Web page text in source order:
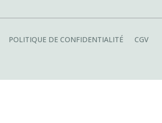
POLITIQUE DE CONFIDENTIALITÉ CGV